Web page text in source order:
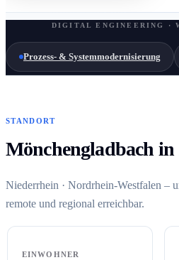
DIGITAL ENGINEERING ·
Prozess- & Systemmodernisierung
STANDORT
Mönchengladbach in
Niederrhein · Nordrhein-Westfalen –
remote und regional erreichbar.
EINWOHNER